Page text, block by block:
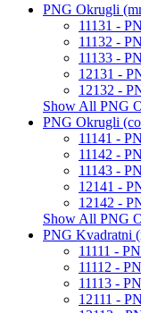
PNG Okrugli
11131 -
11132 -
11133 -
12131 -
12132 -
Show All PNG
PNG Okrugli
11141 -
11142 -
11143 -
12141 -
12142 -
Show All PNG
PNG Kvadratni
11111 -
11112 -
11113 -
12111 -